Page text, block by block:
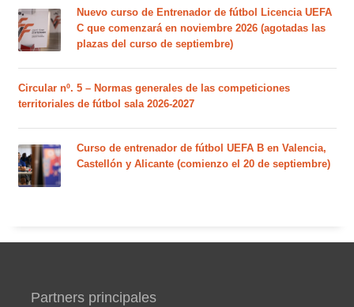
Nuevo curso de Entrenador de fútbol Licencia UEFA
C que comenzará en noviembre 2026 (agotadas las
plazas del curso de septiembre)
Circular nº. 5 – Normas generales de las competiciones
territoriales de fútbol sala 2026-2027
Curso de entrenador de fútbol UEFA B en Valencia,
Castellón y Alicante (comienzo el 20 de septiembre)
Partners principales